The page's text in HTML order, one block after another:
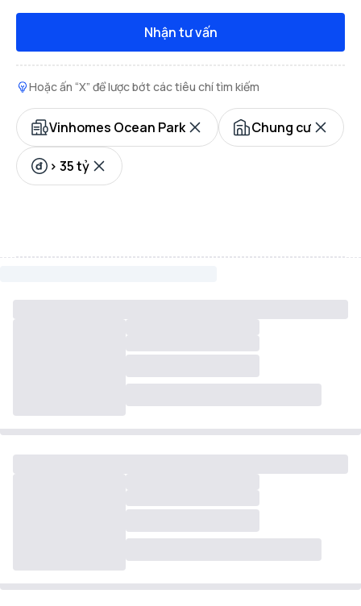
Nhận tư vấn
Hoặc ấn “X” để lược bớt các tiêu chí tìm kiếm
Vinhomes Ocean Park Chung cư
> 35 tỷ